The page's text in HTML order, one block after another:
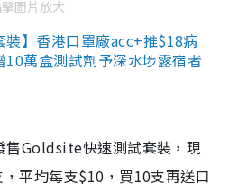
圖片放大
】香港口罩廠acc+推$18病
萬盒測試劑予深水埗露宿者
售Goldsite快速測試套裝，現
平均每支$10，買10支再送口